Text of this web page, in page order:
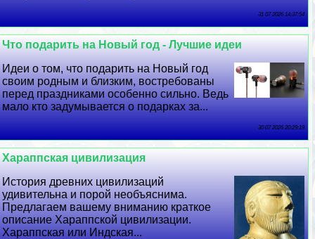
31 07 2026 14:37:54
Что подарить на Новый год - Лучшие идеи
Идеи о том, что подарить на Новый год
своим родным и близким, востребованы
перед праздниками особенно сильно. Ведь
мало кто задумывается о подарках за...
30 07 2026 20:29:19
Хараппская цивилизация
История древних цивилизаций
удивительна и порой необъяснима.
Предлагаем вашему вниманию краткое
описание Хараппской цивилизации.
Хараппская или Индская...